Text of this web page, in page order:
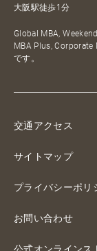
大阪駅徒歩1分
Global MBA,
MBA Plus, Corporate
です。
交通アクセス
サイトマップ
プライバシーポリ
お問い合わせ